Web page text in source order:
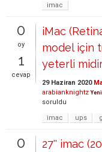
imac
0
oy
1
cevap
iMac
model için
yeterli
29 Haziran 2020
arabianknightz
soruldu
imac
ups
0
27'' imac